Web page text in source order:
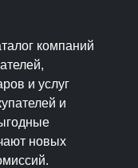
компаний
и услуг
и
новых